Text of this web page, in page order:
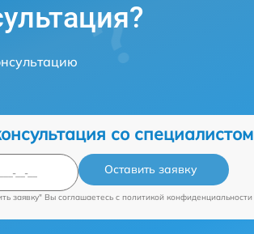
со специалистом
Оставить заявку
заявку" Вы соглашаетесь c политикой конфиденциальности